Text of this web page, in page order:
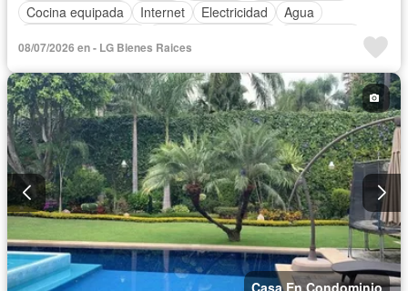
Cocina equipada
Internet Electricidad
Agua
Zonas verdes
Recámara con closet
08/07/2026 en - LG Bienes Raices